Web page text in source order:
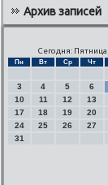
Архив записей
Сегодня:
Пн Вт Ср Чт
3
4 5 6
10
11 12 13
17
18 19 20
24
25 26 27
31